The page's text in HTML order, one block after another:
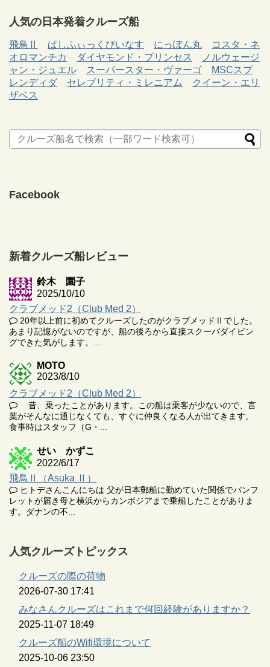
人気の日本発着クルーズ船
飛鳥Ⅱ ぱしふぃっくびいなす にっぽん丸
コスタ・ネ
オロマンチカ
ダイヤモンド・プリンセス
ノルウェージ
ャン・ジュエル
スーパースター・ヴァーゴ
MSCスプ
レンディダ
セレブリティ・ミレニアム
クイーン・エリ
ザベス
Facebook
新着クルーズ船レビュー
鈴木 園子
2025/10/10
クラブメッド2（Club Med 2）
20年以上前に初めてクルーズしたのがクラブメッドⅡでした。
あまり記憶がないのですが、船の後ろから直接スクーバダイビン
グできた気がします。...
MOTO
2023/8/10
クラブメッド2（Club Med 2）
昔、乗ったことがあります。この船は乗客が少ないので、言
葉がそんなに通じなくても、すぐに仲良くなる人が出てきます。
食事時はスタッフ（G・...
せい かずこ
2022/6/17
飛鳥Ⅱ（Asuka Ⅱ）
ヒトデさんこんにちは 父が日本郵船に勤めていた関係でパンフ
レットが届き母と横浜からカンボジアまで乗船したことがありま
す。ダナンの不...
人気クルーズトピックス
クルーズの際の荷物
2026-07-30 17:41
みなさんクルーズはこれまで何回経験がありますか？
2025-11-07 18:49
クルーズ船のWifi環境について
2025-10-06 23:50